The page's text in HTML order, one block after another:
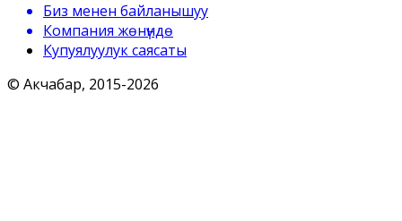
Биз менен байланышуу
Компания жөнүндө
Купуялуулук саясаты
© Акчабар, 2015-2026